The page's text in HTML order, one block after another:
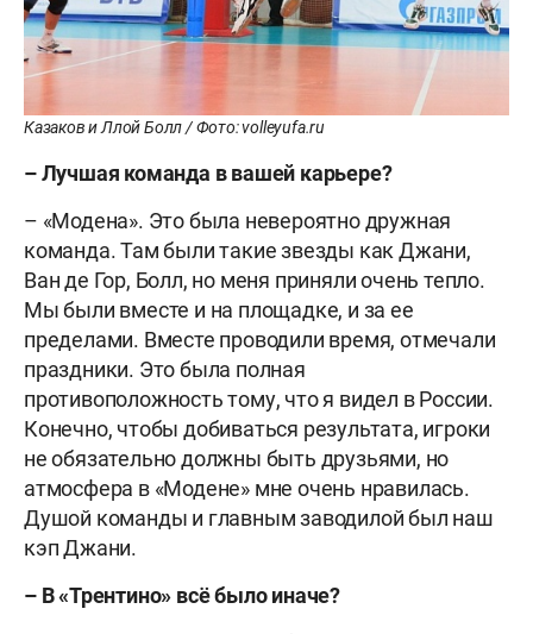
Казаков и Ллой Болл / Фото: volleyufa.ru
– Лучшая команда в вашей карьере?
– «Модена». Это была невероятно дружная
команда. Там были такие звезды как Джани,
Ван де Гор, Болл, но меня приняли очень тепло.
Мы были вместе и на площадке, и за ее
пределами. Вместе проводили время, отмечали
праздники. Это была полная
противоположность тому, что я видел в России.
Конечно, чтобы добиваться результата, игроки
не обязательно должны быть друзьями, но
атмосфера в «Модене» мне очень нравилась.
Душой команды и главным заводилой был наш
кэп Джани.
– В «Трентино» всё было иначе?